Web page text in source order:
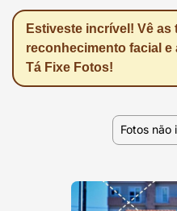
Estiveste incrível! Vê as
reconhecimento facial
Tá Fixe Fotos!
Fotos não